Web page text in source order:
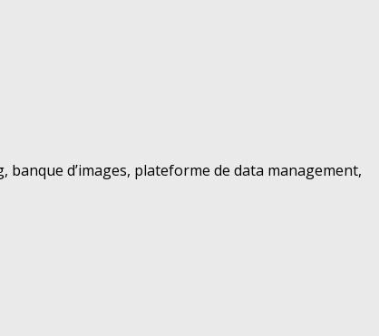
d’images, plateforme de data management,